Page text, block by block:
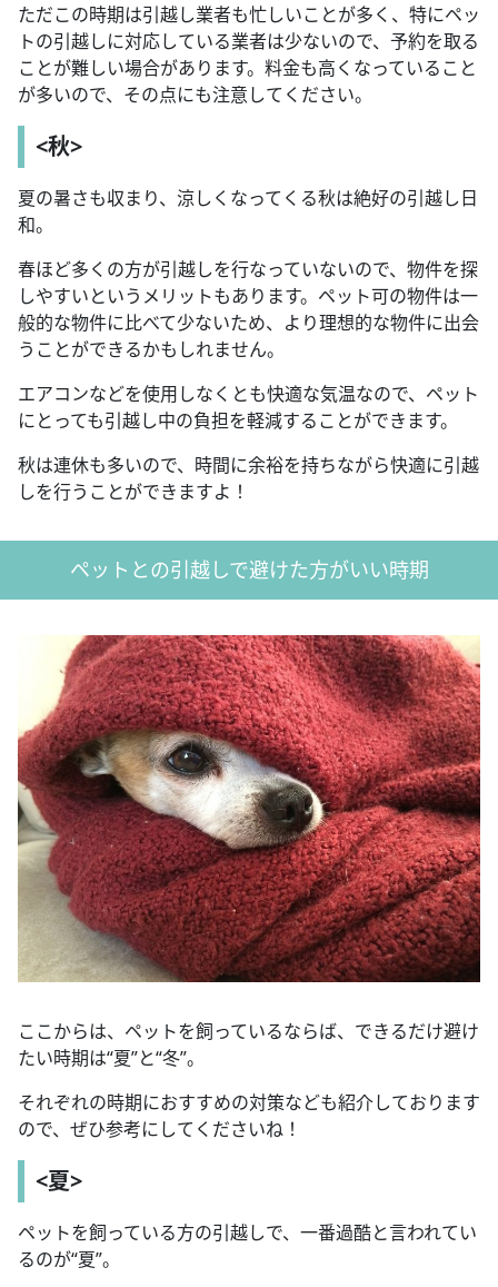
ただこの時期は引越し業者も忙しいことが多く、特にペッ
トの引越しに対応している業者は少ないので、予約を取る
ことが難しい場合があります。料金も高くなっていること
が多いので、その点にも注意してください。
<秋>
夏の暑さも収まり、涼しくなってくる秋は絶好の引越し日
和。
春ほど多くの方が引越しを行なっていないので、物件を探
しやすいというメリットもあります。ペット可の物件は一
般的な物件に比べて少ないため、より理想的な物件に出会
うことができるかもしれません。
エアコンなどを使用しなくとも快適な気温なので、ペット
にとっても引越し中の負担を軽減することができます。
秋は連休も多いので、時間に余裕を持ちながら快適に引越
しを行うことができますよ！
ペットとの引越しで避けた方がいい時期
ここからは、ペットを飼っているならば、できるだけ避け
たい時期は“夏”と“冬”。
それぞれの時期におすすめの対策なども紹介しております
ので、ぜひ参考にしてくださいね！
<夏>
ペットを飼っている方の引越しで、一番過酷と言われてい
るのが“夏”。